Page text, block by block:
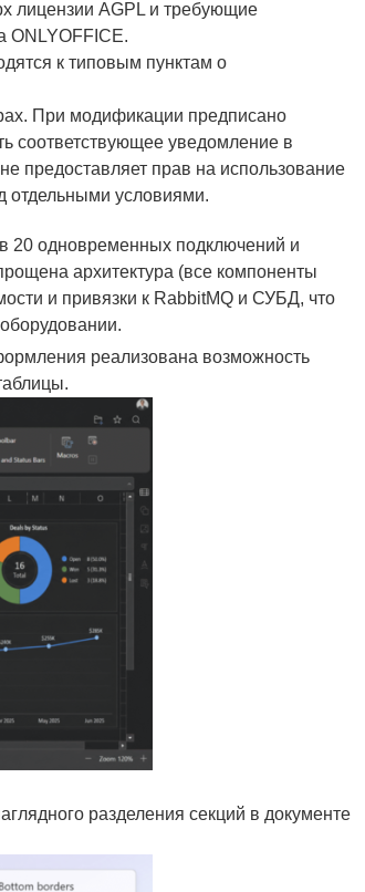
лицензии AGPL и требующие
ONLYOFFICE.
к типовым пунктам о
При модификации предписано
соответствующее уведомление в
предоставляет прав на использование
отдельными условиями.
20 одновременных подключений и
архитектура (все компоненты
и привязки к RabbitMQ и СУБД, что
реализована возможность
разделения секций в документе